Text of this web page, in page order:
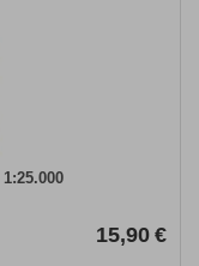
15,90 €